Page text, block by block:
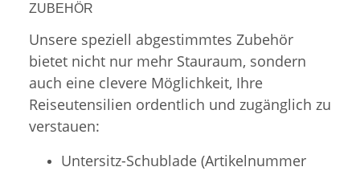
ZUBEHÖR
Unsere speziell abgestimmtes Zubehör
bietet nicht nur mehr Stauraum, sondern
auch eine clevere Möglichkeit, Ihre
Reiseutensilien ordentlich und zugänglich zu
verstauen:
Untersitz-Schublade (Artikelnummer